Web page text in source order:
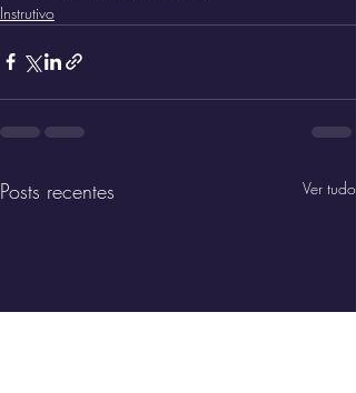
Instrutivo
Posts recentes Ver tudo